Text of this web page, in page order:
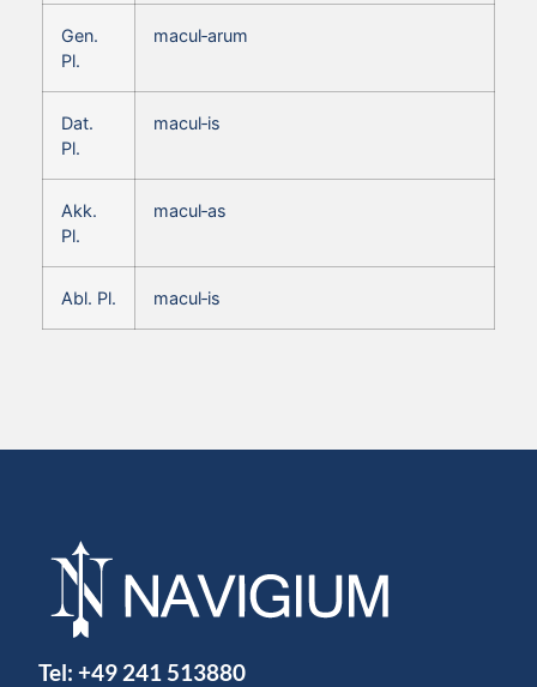
Gen.
Pl.
macul‑arum
Dat.
Pl.
macul‑is
Akk.
Pl.
macul‑as
Abl. Pl. macul‑is
Tel: +49 241 513880